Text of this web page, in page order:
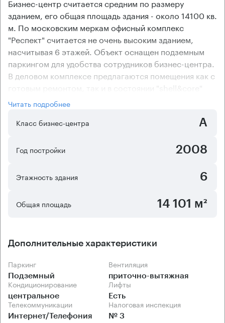
Бизнес-центр считается средним по размеру
зданием, его общая площадь здания - около 14100 кв.
м. По московским меркам офисный комплекс
"Респект" считается не очень высоким зданием,
насчитывая 6 этажей. Объект оснащен подземным
паркингом для удобства сотрудников бизнес-центра.
В деловом комплексе предлагаются помещения как с
готовым ремонтом, так и в состоянии "shell&core"
(без отделки). В здании бизнес-центра "Респект"
оборудована приточно-вытяжная вентиляция и
централизованная система кондиционирования,
наиболее комфортный температурный режим.
смешанная планировка помещений офисного центра.
Читать подробнее
Класс бизнес-центра
А
Год постройки 2008
Этажность здания 6
Общая площадь 14 101 м²
Дополнительные характеристики
Паркинг
Подземный
Вентиляция
приточно-вытяжная
Кондиционирование
центральное
Лифты
Есть
Телекоммуникации
Интернет/Телефония
Налоговая инспекция
№ 3